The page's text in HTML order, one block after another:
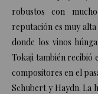
robustos con
reputación es muy
donde los vinos
Tokaji también recibió
compositores en el
Schubert y Haydn. La